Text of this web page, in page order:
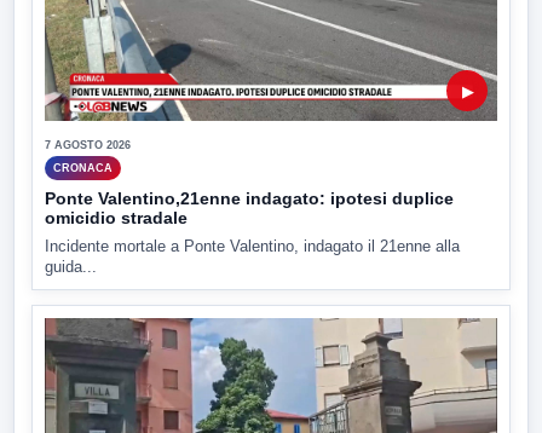
▶
7 AGOSTO 2026
CRONACA
Ponte Valentino,21enne indagato: ipotesi duplice
omicidio stradale
Incidente mortale a Ponte Valentino, indagato il 21enne alla
guida...